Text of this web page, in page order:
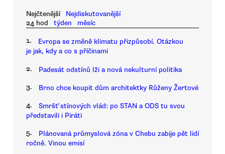
Nejčtenější
Nejdiskutovanější
24 hod
týden měsíc
1.
Evropa se změně klimatu přizpůsobí. Otázkou
je jak, kdy a co s příčinami
2. Padesát odstínů lži a nová nekulturní politika
3. Brno chce koupit dům architektky Růženy Žertové
4.
Smršť stínových vlád: po STAN a ODS tu svou
představili i Piráti
5.
Plánovaná průmyslová zóna v Chebu zabije pět lidí
ročně. Vinou emisí